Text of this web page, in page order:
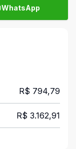
WhatsApp
R$ 794,79
R$ 3.162,91